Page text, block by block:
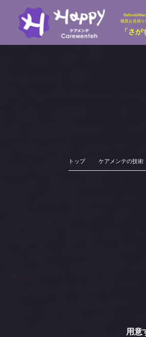
概算お見積り
「さが
トップ ケアメンテの技術
用意